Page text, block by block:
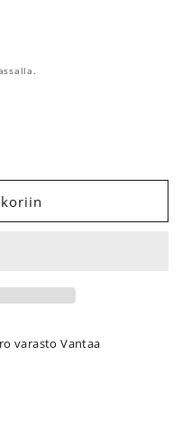
230V - 12V Tiny
Muuntaja 230V - 12V
varasto Vantaa